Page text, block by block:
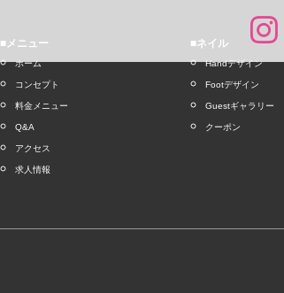
■メニュー
ホーム
コンセプト
料金メニュー
Q&A
アクセス
求人情報
■ネイル
Handデザイン
Footデザイン
Guestギャラリー
クーポン